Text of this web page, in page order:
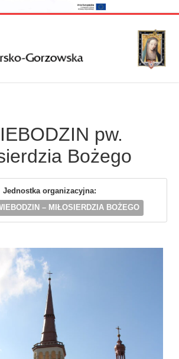
pw.
Bożego
Jednostka organizacyjna:
– MIŁOSIERDZIA BOŻEGO